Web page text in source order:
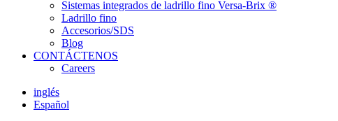
Sistemas integrados de ladrillo fino Versa-Brix ®
Ladrillo fino
Accesorios/SDS
Blog
CONTÁCTENOS
Careers
inglés
Español